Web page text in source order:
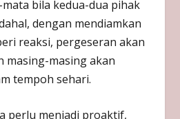
bila kedua-dua pihak
dengan mendiamkan
reaksi, pergeseran akan
masing-masing akan
tempoh sehari.
perlu menjadi proaktif,